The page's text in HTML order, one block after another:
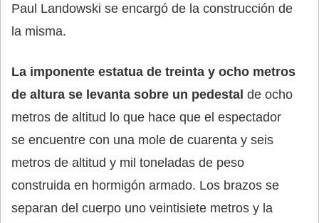
Paul Landowski se encargó de la construcción de
la misma.
La imponente estatua de treinta y ocho metros
de altura se levanta sobre un pedestal de ocho
metros de altitud lo que hace que el espectador
se encuentre con una mole de cuarenta y seis
metros de altitud y mil toneladas de peso
construida en hormigón armado. Los brazos se
separan del cuerpo uno veintisiete metros y la